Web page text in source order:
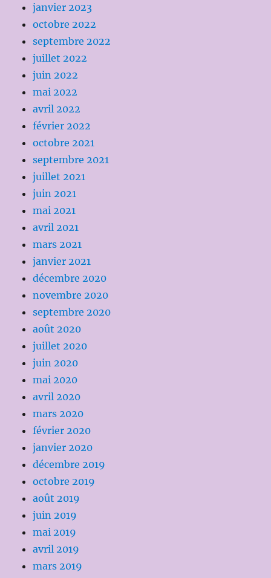
janvier 2023
octobre 2022
septembre 2022
juillet 2022
juin 2022
mai 2022
avril 2022
février 2022
octobre 2021
septembre 2021
juillet 2021
juin 2021
mai 2021
avril 2021
mars 2021
janvier 2021
décembre 2020
novembre 2020
septembre 2020
août 2020
juillet 2020
juin 2020
mai 2020
avril 2020
mars 2020
février 2020
janvier 2020
décembre 2019
octobre 2019
août 2019
juin 2019
mai 2019
avril 2019
mars 2019